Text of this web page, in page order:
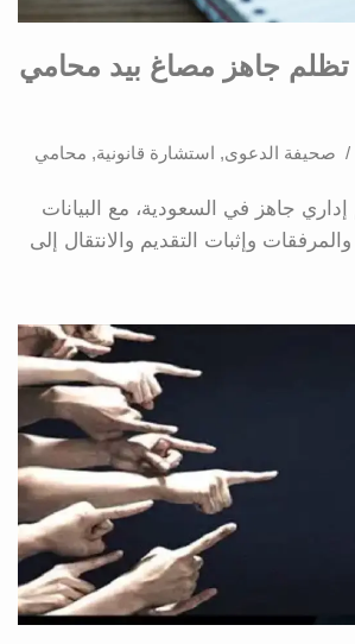
جاهز مصاغ بيد محامي
صحيفة الدعوى, استشارة قانونية, محامي
جاهز في السعودية، مع البيانات
وإثبات التقديم والانتقال إلى